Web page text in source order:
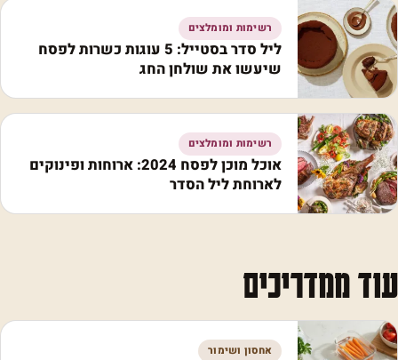
רשימות ומומלצים
ליל סדר בסטייל: 5 עוגות כשרות לפסח
שיעשו את שולחן החג
רשימות ומומלצים
אוכל מוכן לפסח 2024: ארוחות ופינוקים
לארוחת ליל הסדר
עוד ממדריכים
אחסון ושימור